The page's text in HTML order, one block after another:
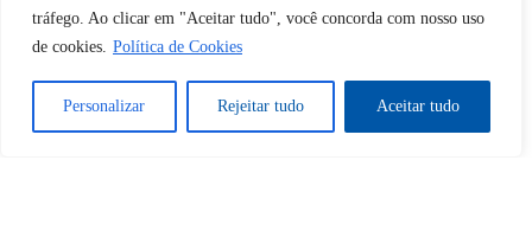
tráfego. Ao clicar em "Aceitar tudo", você concorda com nosso uso
de cookies. Política de Cookies
Personalizar Rejeitar tudo Aceitar tudo